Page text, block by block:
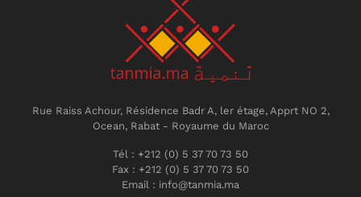
Rue Raiss Achour, Résidence Badr A, ler étage, Apprt NO 2,
Ocean, Rabat - Royaume du Maroc
Tél : +212 (0) 5 37 70 73 50
Fax : +212 (0) 5 37 70 73 50
Email : info@tanmia.ma